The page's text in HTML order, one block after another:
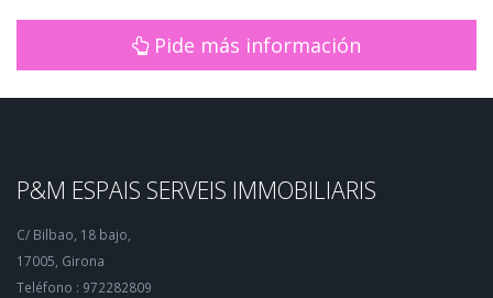
Pide más información
P&M ESPAIS SERVEIS IMMOBILIARIS
C/ Bilbao, 18 bajo,
17005, Girona
Teléfono : 972282809